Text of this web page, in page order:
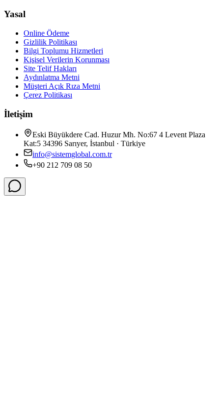
Yasal
Online Ödeme
Gizlilik Politikası
Bilgi Toplumu Hizmetleri
Kişisel Verilerin Korunması
Site Telif Hakları
Aydınlatma Metni
Müşteri Açık Rıza Metni
Çerez Politikası
İletişim
Eski Büyükdere Cad. Huzur Mh. No:67 4 Levent Plaza
Kat:5 34396 Sarıyer, İstanbul · Türkiye
info@sistemglobal.com.tr
+90 212 709 08 50